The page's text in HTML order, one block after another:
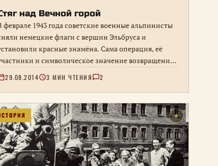
над Вечной горой
феврале 1943 года советские военные альпинисты
немецкие флаги с вершин Эльбруса и
красные знамёна. Сама операция, её
и символическое значение возвращения
точки Кавказа.
29.08.2014 3 МИН ЧТЕНИЯ 2
★